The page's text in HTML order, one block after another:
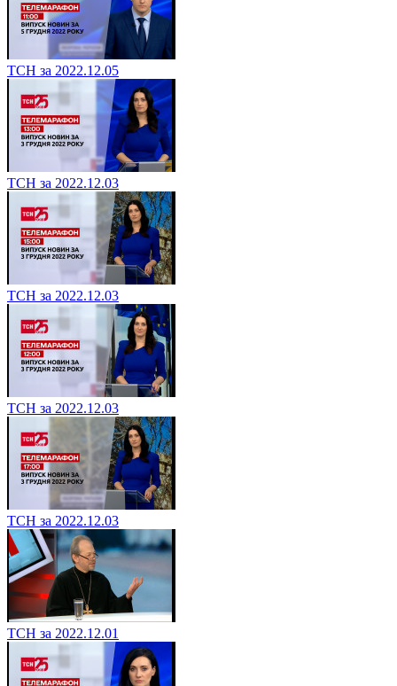
ТСН за 2022.12.05
ТСН за 2022.12.03
ТСН за 2022.12.03
ТСН за 2022.12.03
ТСН за 2022.12.03
ТСН за 2022.12.01